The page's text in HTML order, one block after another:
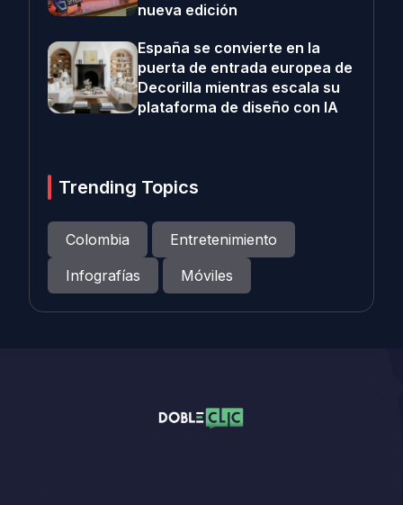
nueva edición
España se convierte en la
puerta de entrada europea de
Decorilla mientras escala su
plataforma de diseño con IA
Trending Topics
Colombia
Entretenimiento
Infografías
Móviles